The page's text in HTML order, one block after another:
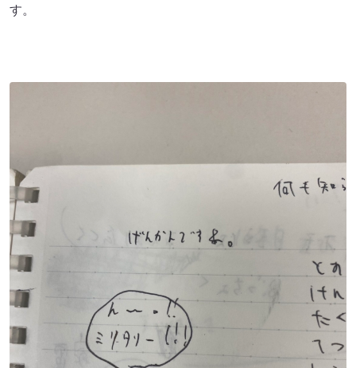
す。